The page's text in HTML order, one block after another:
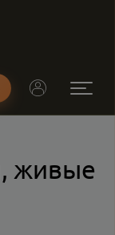
живые